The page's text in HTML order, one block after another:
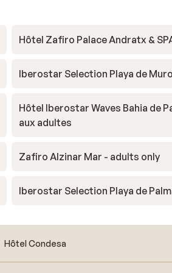
Hôtel Zafiro Palace Andratx &
Iberostar Selection Playa de
Hôtel Iberostar Waves Bahia de
aux adultes
Zafiro Alzinar Mar - adults only
Iberostar Selection Playa de
Hôtel Condesa